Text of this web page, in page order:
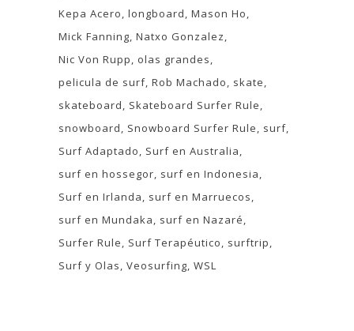
Kepa Acero longboard Mason Ho
Mick Fanning Natxo Gonzalez
Nic Von Rupp
olas grandes
pelicula de surf Rob Machado
skate
skateboard
Skateboard Surfer Rule
snowboard
Snowboard Surfer Rule
surf
Surf Adaptado
Surf en Australia
surf en hossegor surf en Indonesia
Surf en Irlanda
surf en Marruecos
surf en Mundaka
surf en Nazaré
Surfer Rule
Surf Terapéutico
surftrip
Surf y Olas Veosurfing WSL